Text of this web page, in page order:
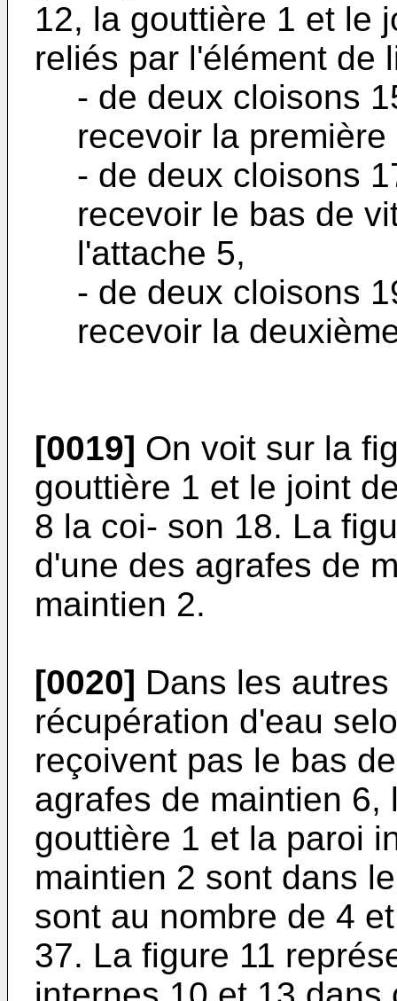
12, la gouttière 1 et le
reliés par l'élément de
- de deux cloisons
recevoir la
- de deux cloisons
recevoir le bas de
l'attache 5,
- de deux cloisons
recevoir la
[0019] On voit sur la
gouttière 1 et le joint
8 la coi- son 18. La
d'une des agrafes de
maintien 2.
[0020] Dans les
récupération d'eau
reçoivent pas le bas
agrafes de maintien
gouttière 1 et la paroi
maintien 2 sont dans
sont au nombre de 4
37. La figure 11